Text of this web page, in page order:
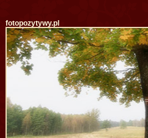
fotopozytywy.pl